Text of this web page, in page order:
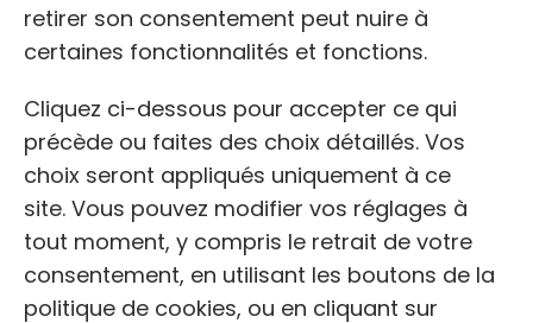
retirer son consentement peut nuire à
certaines fonctionnalités et fonctions.
Cliquez ci-dessous pour accepter ce qui
précède ou faites des choix détaillés. Vos
choix seront appliqués uniquement à ce
site. Vous pouvez modifier vos réglages à
tout moment, y compris le retrait de votre
consentement, en utilisant les boutons de la
politique de cookies, ou en cliquant sur
4. Dispensaire SPA de Toulon
Hôpital vétérinaire
📌ADRESSE:32 Rue Berthier, 83000 Toulon, Francia
TÉLÉPHONE:
49 4 03 33 00